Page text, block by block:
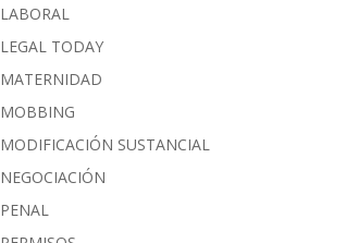
LABORAL
LEGAL TODAY
MATERNIDAD
MOBBING
MODIFICACIÓN SUSTANCIAL
NEGOCIACIÓN
PENAL